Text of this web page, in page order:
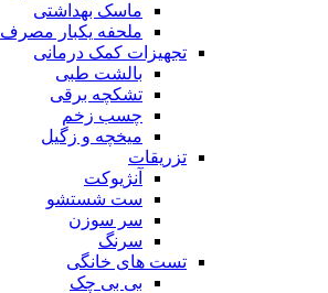
ماسک بهداشتی
ملحفه یکبار مصرف
تجهیزات کمک درمانی
بالشت طبی
تشکچه برقی
چسب زخم
میخچه و زگیل
تزریقات
آنژیوکت
ست شستشو
سر سوزن
سرنگ
تست های خانگی
بی بی چک